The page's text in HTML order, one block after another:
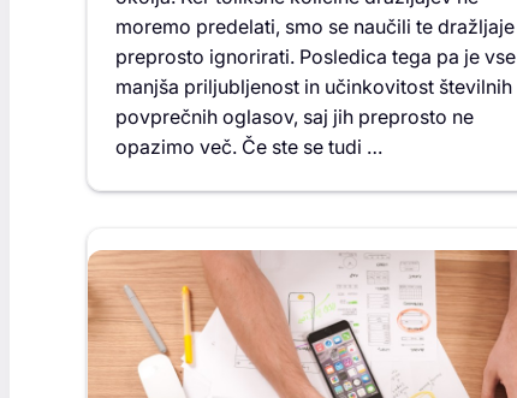
moremo predelati, smo se naučili te dražljaje
preprosto ignorirati. Posledica tega pa je vse
manjša priljubljenost in učinkovitost številnih
povprečnih oglasov, saj jih preprosto ne
opazimo več. Če ste se tudi …